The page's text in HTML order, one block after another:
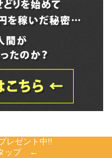
レゼント中!!
ップ ←